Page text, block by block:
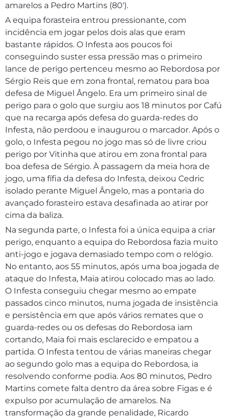
amarelos a Pedro Martins (80′).
A equipa forasteira entrou pressionante, com
incidência em jogar pelos dois alas que eram
bastante rápidos. O Infesta aos poucos foi
conseguindo suster essa pressão mas o primeiro
lance de perigo pertenceu mesmo ao Rebordosa por
Sérgio Reis que em zona frontal, rematou para boa
defesa de Miguel Ângelo. Era um primeiro sinal de
perigo para o golo que surgiu aos 18 minutos por Cafú
que na recarga após defesa do guarda-redes do
Infesta, não perdoou e inaugurou o marcador. Após o
golo, o Infesta pegou no jogo mas só de livre criou
perigo por Vitinha que atirou em zona frontal para
boa defesa de Sérgio. À passagem da meia hora de
jogo, uma fífia da defesa do Infesta, deixou Cedric
isolado perante Miguel Ângelo, mas a pontaria do
avançado forasteiro estava desafinada ao atirar por
cima da baliza.
Na segunda parte, o Infesta foi a única equipa a criar
perigo, enquanto a equipa do Rebordosa fazia muito
anti-jogo e jogava demasiado tempo com o relógio.
No entanto, aos 55 minutos, após uma boa jogada de
ataque do Infesta, Maia atirou colocado mas ao lado.
O Infesta conseguiu chegar mesmo ao empate
passados cinco minutos, numa jogada de insistência
e persistência em que após vários remates que o
guarda-redes ou os defesas do Rebordosa iam
cortando, Maia foi mais esclarecido e empatou a
partida. O Infesta tentou de várias maneiras chegar
ao segundo golo mas a equipa do Rebordosa, ia
resolvendo conforme podia. Aos 80 minutos, Pedro
Martins comete falta dentro da área sobre Figas e é
expulso por acumulação de amarelos. Na
transformação da grande penalidade, Ricardo